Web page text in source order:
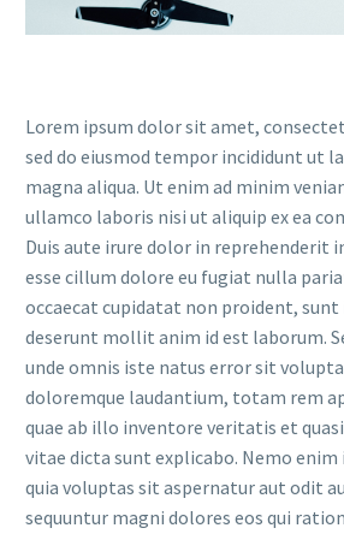
Lorem ipsum dolor sit amet,
sed do eiusmod tempor incididunt ut
magna aliqua. Ut enim ad minim
ullamco laboris nisi ut aliquip ex ea
Duis aute irure dolor in reprehenderit
esse cillum dolore eu fugiat nulla
occaecat cupidatat non proident, sunt
deserunt mollit anim id est laborum.
unde omnis iste natus error sit
doloremque laudantium, totam rem
quae ab illo inventore veritatis et
vitae dicta sunt explicabo. Nemo
quia voluptas sit aspernatur aut odit
sequuntur magni dolores eos qui